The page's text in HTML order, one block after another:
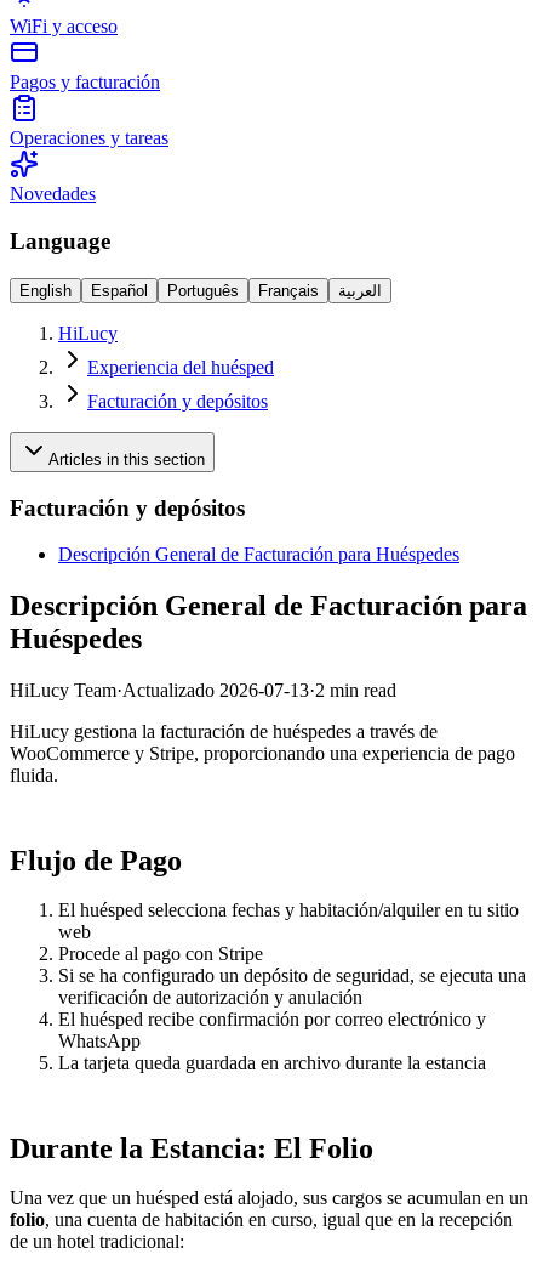
WiFi y acceso
Pagos y facturación
Operaciones y tareas
Novedades
Language
English Español Português Français العربية
HiLucy
Experiencia del huésped
Facturación y depósitos
Articles in this section
Facturación y depósitos
Descripción General de Facturación para Huéspedes
Descripción General de Facturación para
Huéspedes
HiLucy Team·Actualizado 2026-07-13·2 min read
HiLucy gestiona la facturación de huéspedes a través de
WooCommerce y Stripe, proporcionando una experiencia de pago
fluida.
Flujo de Pago
El huésped selecciona fechas y habitación/alquiler en tu sitio
web
Procede al pago con Stripe
Si se ha configurado un depósito de seguridad, se ejecuta una
verificación de autorización y anulación
El huésped recibe confirmación por correo electrónico y
WhatsApp
La tarjeta queda guardada en archivo durante la estancia
Durante la Estancia: El Folio
Una vez que un huésped está alojado, sus cargos se acumulan en un
folio, una cuenta de habitación en curso, igual que en la recepción
de un hotel tradicional: